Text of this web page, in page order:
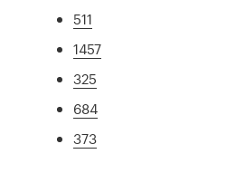
511
1457
325
684
373